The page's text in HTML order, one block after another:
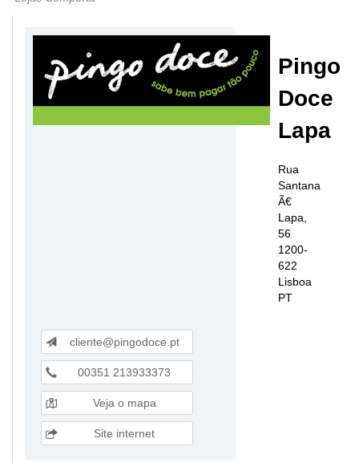
Pingo
Doce
Lapa
Rua
Santana
Ã€
Lapa,
56
1200-
622
Lisboa
PT
cliente@pingodoce.pt
00351 213933373
Veja o mapa
Site internet